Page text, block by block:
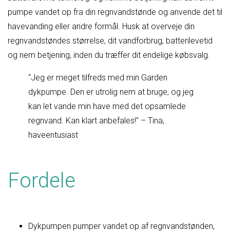
pumpe vandet op fra din regnvandstønde og anvende det til
havevanding eller andre formål. Husk at overveje din
regnvandstøndes størrelse, dit vandforbrug, batterilevetid
og nem betjening, inden du træffer dit endelige købsvalg.
“Jeg er meget tilfreds med min Garden
dykpumpe. Den er utrolig nem at bruge, og jeg
kan let vande min have med det opsamlede
regnvand. Kan klart anbefales!” – Tina,
haveentusiast
Fordele
Dykpumpen pumper vandet op af regnvandstønden,